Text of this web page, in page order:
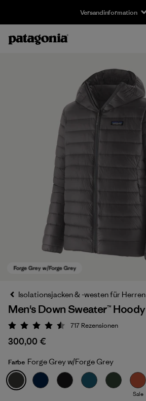
Versandinformation
Forge Grey w/Forge Grey
Isolationsjacken & -westen für Herren
Men's Down Sweater™ Hoody
Bewertung: 4.5 / 5
717 Rezensionen
300,00 €
Farbe Forge Grey w/Forge Grey
Sale